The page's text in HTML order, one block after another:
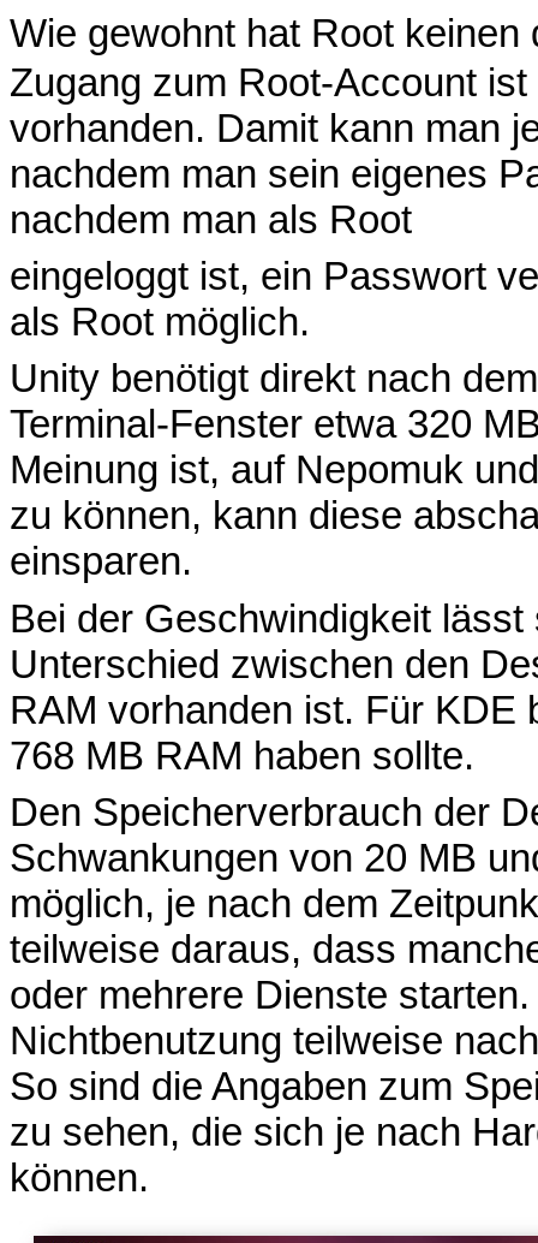
Wie gewohnt hat Root
Zugang zum Root-Account
vorhanden. Damit kann man
nachdem man sein eigenes
nachdem man als Root
eingeloggt ist, ein Passwort
als Root möglich.
Unity benötigt direkt nach
Terminal-Fenster etwa 320
Meinung ist, auf Nepomuk
zu können, kann diese
einsparen.
Bei der Geschwindigkeit
Unterschied zwischen den
RAM vorhanden ist. Für KDE
768 MB RAM haben sollte.
Den Speicherverbrauch der
Schwankungen von 20 MB
möglich, je nach dem
teilweise daraus, dass
oder mehrere Dienste
Nichtbenutzung teilweise
So sind die Angaben zum
zu sehen, die sich je nach
können.